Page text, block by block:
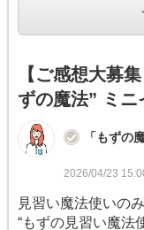
【ご感想大募
ずの魔法” ミ
「もずの
2026/04/23
見習い魔法使いの
“もずの見習い魔法